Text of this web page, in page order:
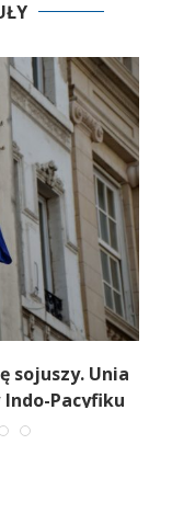
sojuszy. Unia
Pacyfiku